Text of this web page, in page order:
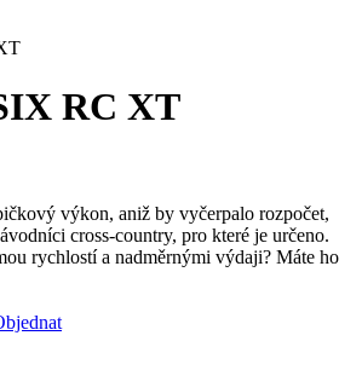
RC XT
výkon, aniž by vyčerpalo rozpočet,
cross-country, pro které je určeno.
rychlostí a nadměrnými výdaji? Máte ho